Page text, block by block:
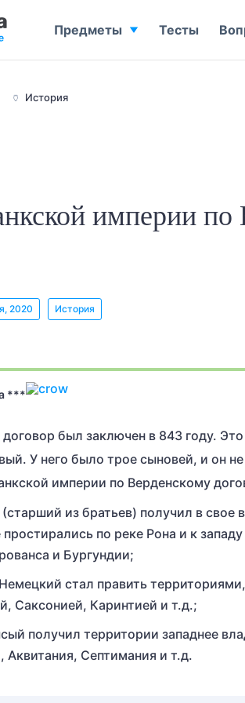
🏺 История
империи по
2020 История
***
договор был заключен в 843 году.
У него было трое сыновей, и он
империи по Верденскому
из братьев) получил в свое
по реке Рона и к
и Бургундии;
стал править
Саксонией, Каринтией и т.д.;
получил территории западнее
Аквитания, Септимания и т.д.
Предметы Тесты